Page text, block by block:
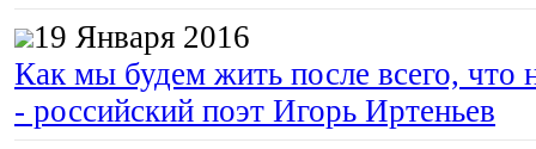
19 Января 2016
Как мы будем жить после всего, что
- российский поэт Игорь Иртеньев